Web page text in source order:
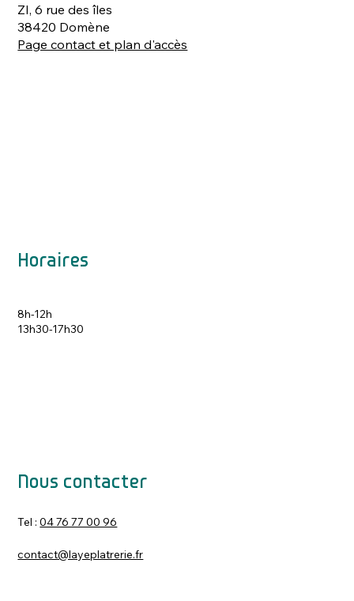
ZI, 6 rue des îles
38420 Domène
Page contact et plan d'accès
Horaires
8h-12h
13h30-17h30
Nous contacter
Tel :04 76 77 00 96
contact@layeplatrerie.fr